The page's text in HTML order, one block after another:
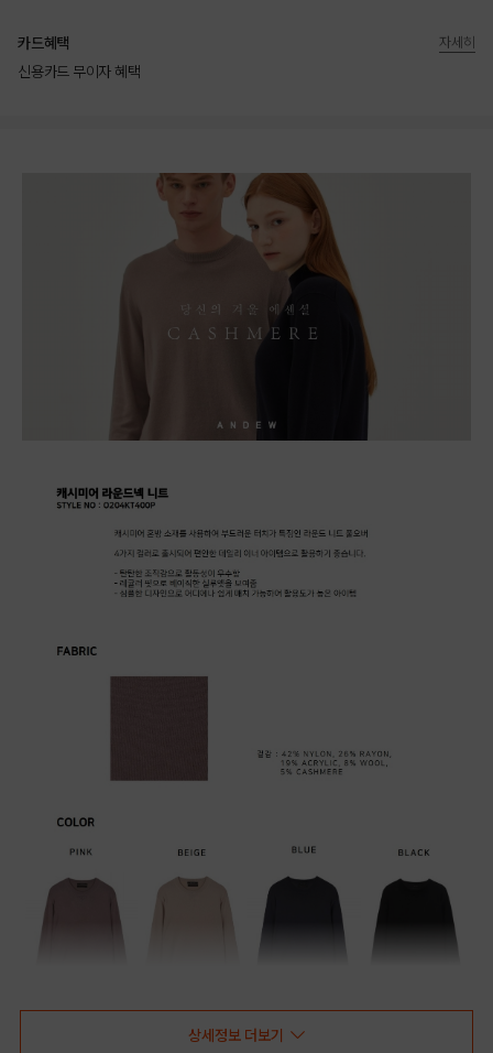
카드혜택
신용카드 무이자 혜택
자세히
상세정보 더보기